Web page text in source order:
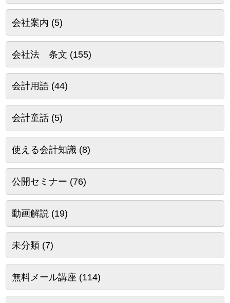
会社案内 (5)
会社法 条文 (155)
会計用語(44)
会計童話(5)
使える会計知識(8)
公開セミナー (76)
動画解説 (19)
未分類(7)
無料メール講座 (114)